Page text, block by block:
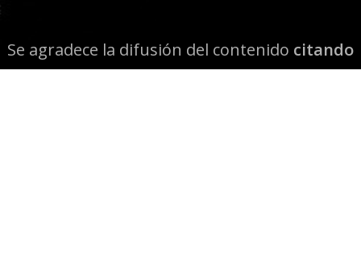
Se agradece la difusión del contenido citando
la fuente www.mapuexpress.org